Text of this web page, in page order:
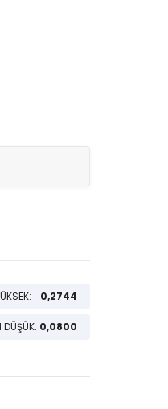
0,2744
DÜŞÜK: 0,0800